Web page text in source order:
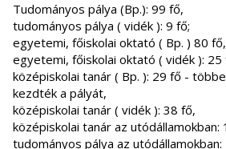
Tudományos pálya (Bp.): 99 fő,
tudományos pálya ( vidék ): 9 fő;
egyetemi, főiskolai oktató ( Bp. ) 80 fő,
egyetemi, főiskolai oktató ( vidék ): 25
középiskolai tanár ( Bp. ): 29 fő -
kezdték a pályát,
középiskolai tanár ( vidék ): 38 fő,
középiskolai tanár az utódállamokban:
tudományos pálya az utódállamokban: